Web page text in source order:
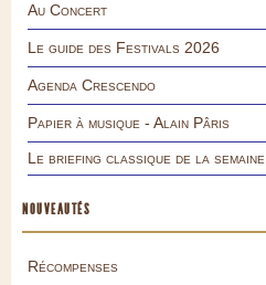
Au Concert
Le guide des Festivals 2026
Agenda Crescendo
Papier à musique - Alain Pâris
Le briefing classique de la semaine
NOUVEAUTÉS
Récompenses